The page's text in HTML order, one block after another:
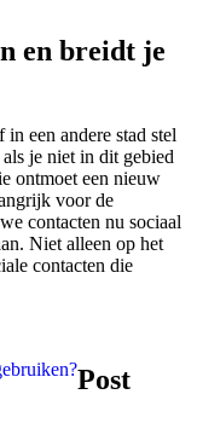
en breidt je
in een andere stad stel
je niet in dit gebied
ontmoet een nieuw
voor de
contacten nu sociaal
Niet alleen op het
contacten die
Post